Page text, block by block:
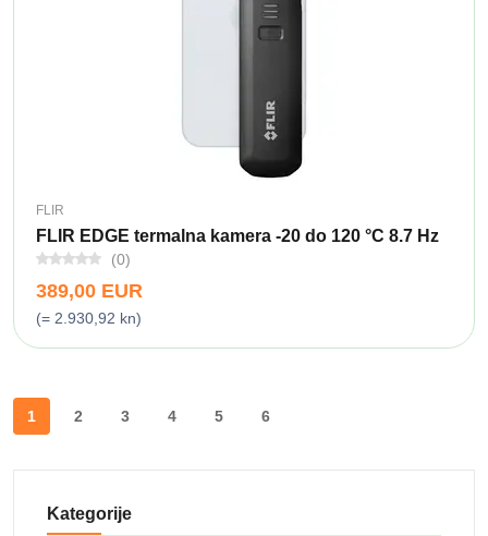
FLIR
FLIR EDGE termalna kamera -20 do 120 °C 8.7 Hz
(0)
389,00 EUR
(= 2.930,92 kn)
1 2 3 4 5 6
Kategorije